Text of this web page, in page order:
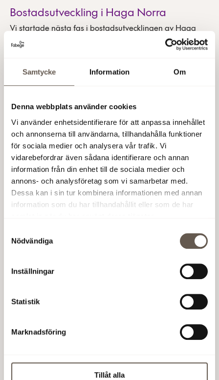
Samtycke Information Om
Denna webbplats använder cookies
Vi använder enhetsidentifierare för att anpassa innehållet
och annonserna till användarna, tillhandahålla funktioner
för sociala medier och analysera vår trafik. Vi
vidarebefordrar även sådana identifierare och annan
information från din enhet till de sociala medier och
annons- och analysföretag som vi samarbetar med.
Dessa kan i sin tur kombinera informationen med annan
information som du har tillhandahållit eller som de har
Nödvändiga
Inställningar
Statistik
Marknadsföring
Tillåt alla
Bostadsutveckling i Haga Norra
Vi startade nästa fas i bostadsutvecklingen av Haga
Norra i Solna. Projektet omfattar totalt 288 bostäder
varav 160 bostadsrättslägenheter, 50 ägarlägenheter
Inflyttning beräknas till våren 2025 för de första
lägenheterna.
Projektet Ackordet 1 på 27 000 kvm har färdigställts och
Outstanding vilket är väldigt ovanligt att uppnå. Hela
fasaden består av återbrukat tegel. Största hyresgäster